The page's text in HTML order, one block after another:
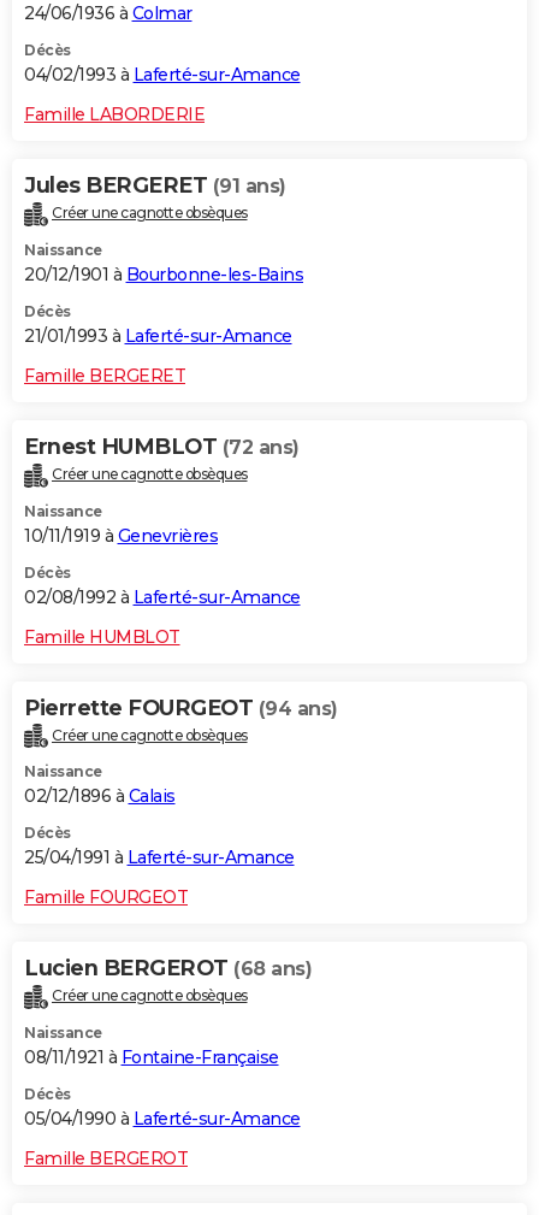
24/06/1936 à Colmar
Décès
04/02/1993 à Laferté-sur-Amance
Famille LABORDERIE
Jules BERGERET (91 ans)
Créer une cagnotte obsèques
Naissance
20/12/1901 à Bourbonne-les-Bains
Décès
21/01/1993 à Laferté-sur-Amance
Famille BERGERET
Ernest HUMBLOT (72 ans)
Créer une cagnotte obsèques
Naissance
10/11/1919 à Genevrières
Décès
02/08/1992 à Laferté-sur-Amance
Famille HUMBLOT
Pierrette FOURGEOT (94 ans)
Créer une cagnotte obsèques
Naissance
02/12/1896 à Calais
Décès
25/04/1991 à Laferté-sur-Amance
Famille FOURGEOT
Lucien BERGEROT (68 ans)
Créer une cagnotte obsèques
Naissance
08/11/1921 à Fontaine-Française
Décès
05/04/1990 à Laferté-sur-Amance
Famille BERGEROT